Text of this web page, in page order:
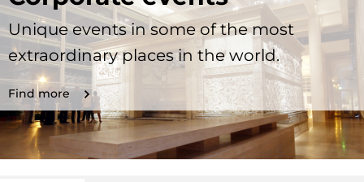
Unique events in some of the most
extraordinary places in the world.
Find more